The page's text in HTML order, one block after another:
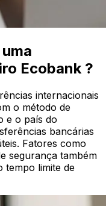
Ecobank ?
internacionais
o método de
e o país do
bancárias
Fatores como
segurança também
tempo limite de